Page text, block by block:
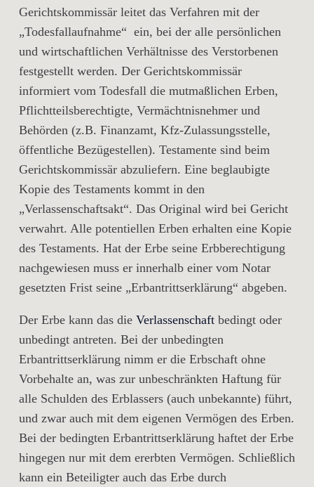
Gerichtskommissär leitet das Verfahren mit der
„Todesfallaufnahme“ ein, bei der alle persönlichen
und wirtschaftlichen Verhältnisse des Verstorbenen
festgestellt werden. Der Gerichtskommissär
informiert vom Todesfall die mutmaßlichen Erben,
Pflichtteilsberechtigte, Vermächtnisnehmer und
Behörden (z.B. Finanzamt, Kfz-Zulassungsstelle,
öffentliche Bezügestellen). Testamente sind beim
Gerichtskommissär abzuliefern. Eine beglaubigte
Kopie des Testaments kommt in den
„Verlassenschaftsakt“. Das Original wird bei Gericht
verwahrt. Alle potentiellen Erben erhalten eine Kopie
des Testaments. Hat der Erbe seine Erbberechtigung
nachgewiesen muss er innerhalb einer vom Notar
gesetzten Frist seine „Erbantrittserklärung“ abgeben.
Der Erbe kann das die Verlassenschaft bedingt oder
unbedingt antreten. Bei der unbedingten
Erbantrittserklärung nimm er die Erbschaft ohne
Vorbehalte an, was zur unbeschränkten Haftung für
alle Schulden des Erblassers (auch unbekannte) führt,
und zwar auch mit dem eigenen Vermögen des Erben.
Bei der bedingten Erbantrittserklärung haftet der Erbe
hingegen nur mit dem ererbten Vermögen. Schließlich
kann ein Beteiligter auch das Erbe durch